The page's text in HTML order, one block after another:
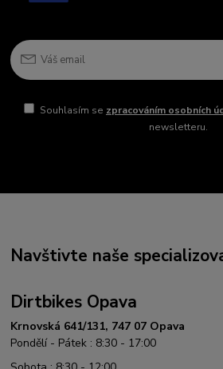
Souhlasím se zpracováním osobních
newsletteru.
Navštivte naše
Dirtbikes Opava
Krnovská 641/131, 747 07 Opava
Pondělí - Pátek : 8:30 - 17:00